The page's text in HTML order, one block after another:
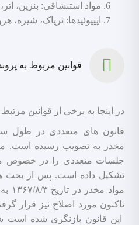
مواد استنشاقی: بنزین،
اپییوئیدها: تریاک، شیره،
قوانین مربوط به
در اینجا به برخی از قوانین
قانون های متعددی در طول
مخدر به تصویب رسیده
جلسات متعددی را در خصوص
تشکیل داده است. پس از بحث
تاکنون مورد اصلاح نیز قرار
این قانون بازنگری شده